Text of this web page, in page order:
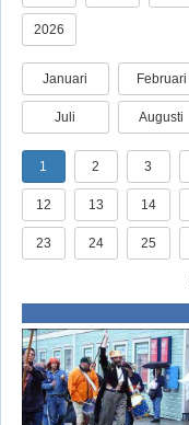
2026
Januari Februari
Juli Augusti
1 2 3
12 13 14
23 24 25